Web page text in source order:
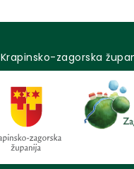
Krapinsko-zagorska